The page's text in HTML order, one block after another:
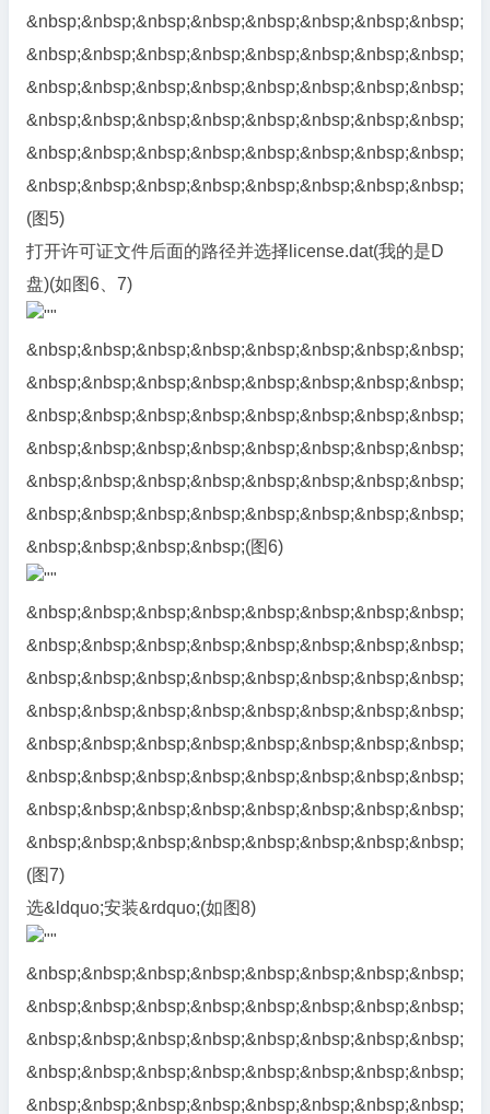
&nbsp;&nbsp;&nbsp;&nbsp;&nbsp;&nbsp;&nbsp;&nbsp;
&nbsp;&nbsp;&nbsp;&nbsp;&nbsp;&nbsp;&nbsp;&nbsp;
&nbsp;&nbsp;&nbsp;&nbsp;&nbsp;&nbsp;&nbsp;&nbsp;
&nbsp;&nbsp;&nbsp;&nbsp;&nbsp;&nbsp;&nbsp;&nbsp;
&nbsp;&nbsp;&nbsp;&nbsp;&nbsp;&nbsp;&nbsp;&nbsp;
&nbsp;&nbsp;&nbsp;&nbsp;&nbsp;&nbsp;&nbsp;&nbsp;
(图5)
打开许可证文件后面的路径并选择license.dat(我的是D
盘)(如图6、7)
&nbsp;&nbsp;&nbsp;&nbsp;&nbsp;&nbsp;&nbsp;&nbsp;
&nbsp;&nbsp;&nbsp;&nbsp;&nbsp;&nbsp;&nbsp;&nbsp;
&nbsp;&nbsp;&nbsp;&nbsp;&nbsp;&nbsp;&nbsp;&nbsp;
&nbsp;&nbsp;&nbsp;&nbsp;&nbsp;&nbsp;&nbsp;&nbsp;
&nbsp;&nbsp;&nbsp;&nbsp;&nbsp;&nbsp;&nbsp;&nbsp;
&nbsp;&nbsp;&nbsp;&nbsp;&nbsp;&nbsp;&nbsp;&nbsp;
&nbsp;&nbsp;&nbsp;&nbsp;(图6)
&nbsp;&nbsp;&nbsp;&nbsp;&nbsp;&nbsp;&nbsp;&nbsp;
&nbsp;&nbsp;&nbsp;&nbsp;&nbsp;&nbsp;&nbsp;&nbsp;
&nbsp;&nbsp;&nbsp;&nbsp;&nbsp;&nbsp;&nbsp;&nbsp;
&nbsp;&nbsp;&nbsp;&nbsp;&nbsp;&nbsp;&nbsp;&nbsp;
&nbsp;&nbsp;&nbsp;&nbsp;&nbsp;&nbsp;&nbsp;&nbsp;
&nbsp;&nbsp;&nbsp;&nbsp;&nbsp;&nbsp;&nbsp;&nbsp;
&nbsp;&nbsp;&nbsp;&nbsp;&nbsp;&nbsp;&nbsp;&nbsp;
&nbsp;&nbsp;&nbsp;&nbsp;&nbsp;&nbsp;&nbsp;&nbsp;
(图7)
选&ldquo;安装&rdquo;(如图8)
&nbsp;&nbsp;&nbsp;&nbsp;&nbsp;&nbsp;&nbsp;&nbsp;
&nbsp;&nbsp;&nbsp;&nbsp;&nbsp;&nbsp;&nbsp;&nbsp;
&nbsp;&nbsp;&nbsp;&nbsp;&nbsp;&nbsp;&nbsp;&nbsp;
&nbsp;&nbsp;&nbsp;&nbsp;&nbsp;&nbsp;&nbsp;&nbsp;
&nbsp;&nbsp;&nbsp;&nbsp;&nbsp;&nbsp;&nbsp;&nbsp;